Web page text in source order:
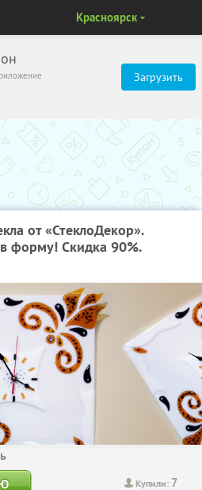
Загрузить
Красноярск
от «СтеклоДекор».
форму! Скидка 90%.
Купили: 7